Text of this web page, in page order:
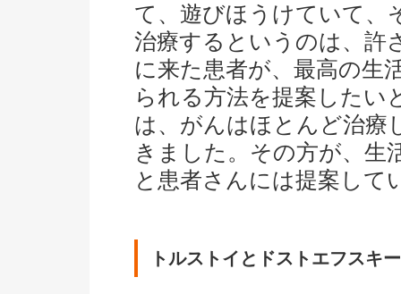
て、遊びほうけていて、
治療するというのは、許
に来た患者が、最高の生
られる方法を提案したい
は、がんはほとんど治療
きました。その方が、生
と患者さんには提案して
トルストイとドストエフスキー